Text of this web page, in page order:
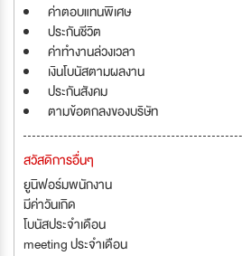
ค่าตอบแทนพิเศษ
ประกันชีวิต
ค่าทำงานล่วงเวลา
เงินโบนัสตามผลงาน
ประกันสังคม
ตามข้อตกลงของบริษัท
สวัสดิการอื่นๆ
ยูนิฟอร์มพนักงาน
มีค่าวันเกิด
โบนัสประจำเดือน
meeting ประจำเดือน